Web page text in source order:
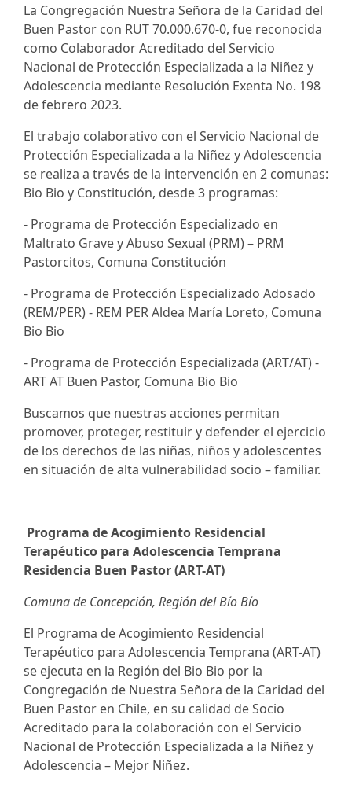
La Congregación Nuestra Señora de la Caridad del
Buen Pastor con RUT 70.000.670-0, fue reconocida
como Colaborador Acreditado del Servicio
Nacional de Protección Especializada a la Niñez y
Adolescencia mediante Resolución Exenta No. 198
de febrero 2023.
El trabajo colaborativo con el Servicio Nacional de
Protección Especializada a la Niñez y Adolescencia
se realiza a través de la intervención en 2 comunas:
Bio Bio y Constitución, desde 3 programas:
- Programa de Protección Especializado en
Maltrato Grave y Abuso Sexual (PRM) – PRM
Pastorcitos, Comuna Constitución
- Programa de Protección Especializado Adosado
(REM/PER) - REM PER Aldea María Loreto, Comuna
Bio Bio
- Programa de Protección Especializada (ART/AT) -
ART AT Buen Pastor, Comuna Bio Bio
Buscamos que nuestras acciones permitan
promover, proteger, restituir y defender el ejercicio
de los derechos de las niñas, niños y adolescentes
en situación de alta vulnerabilidad socio – familiar.
Programa de Acogimiento Residencial
Terapéutico para Adolescencia Temprana
Residencia Buen Pastor (ART-AT)
Comuna de Concepción, Región del Bío Bío
El Programa de Acogimiento Residencial
Terapéutico para Adolescencia Temprana (ART-AT)
se ejecuta en la Región del Bio Bio por la
Congregación de Nuestra Señora de la Caridad del
Buen Pastor en Chile, en su calidad de Socio
Acreditado para la colaboración con el Servicio
Nacional de Protección Especializada a la Niñez y
Adolescencia – Mejor Niñez.